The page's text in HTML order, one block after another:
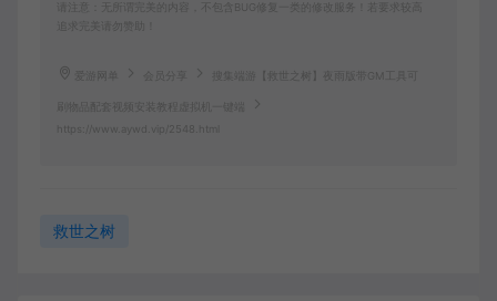
请注意：无所谓完美的内容，不包含BUG修复一类的修改服务！若要求较高
追求完美请勿赞助！
爱游网单 搜集端游【救世之树】夜雨版带GM工具可
刷物品配套视频安装教程虚拟机一键端
https://www.aywd.vip/2548.html
救世之树